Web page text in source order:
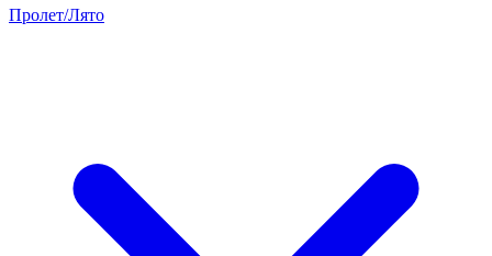
Пролет/Лято